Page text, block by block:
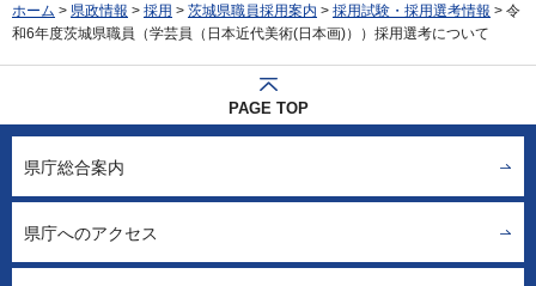
ホーム > 県政情報 > 採用 > 茨城県職員採用案内 > 採用試験・採用選考情報 > 令
和6年度茨城県職員（学芸員（日本近代美術(日本画)））採用選考について
PAGE TOP
県庁総合案内
県庁へのアクセス